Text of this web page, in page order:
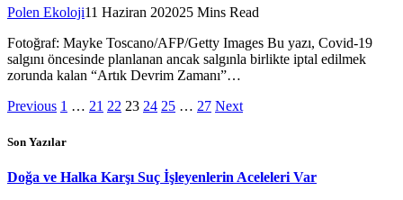
Polen Ekoloji11 Haziran 202025 Mins Read
Fotoğraf: Mayke Toscano/AFP/Getty Images Bu yazı, Covid-19
salgını öncesinde planlanan ancak salgınla birlikte iptal edilmek
zorunda kalan “Artık Devrim Zamanı”…
Previous 1 … 21 22 23 24 25 … 27 Next
Son Yazılar
Doğa ve Halka Karşı Suç İşleyenlerin Aceleleri Var